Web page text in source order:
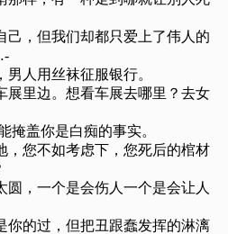
，但我们却都只爱上了伟人的
人用丝袜征服银行。
里边。想看车展去哪里？去女
盖你是白痴的事实。
您不如考虑下，您死后的棺材
，一个是会伤人一个是会让人
的过，但把丑跟蠢发挥的淋漓